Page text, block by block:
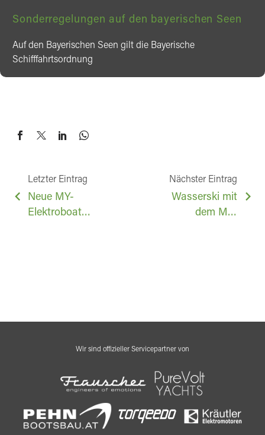
Sonderregelungen auf den bayerischen Seen
Auf den Bayerischen Seen gilt die Bayerische
Schifffahrtsordnung
BEITRAGSNAVIGATION
Letzter Eintrag
Neue MY-
Elektroboat
Nächster Eintrag
Wasserski mit
dem MY-
Wir sind offizieller Servicepartner von